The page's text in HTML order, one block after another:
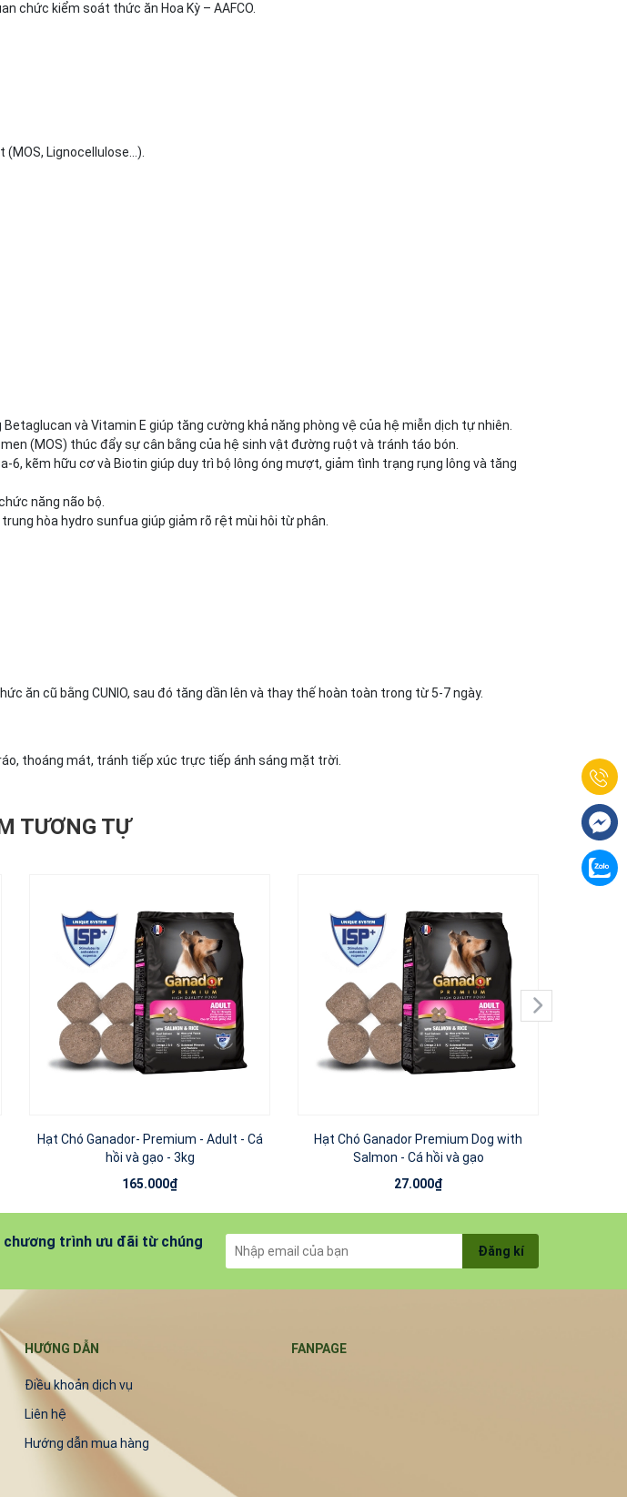
chức kiểm soát thức ăn Hoa Kỳ – AAFCO.
Lignocellulose…).
và Vitamin E giúp tăng cường khả năng phòng vệ của hệ miễn dịch tự nhiên.
(MOS) thúc đẩy sự cân bằng của hệ sinh vật đường ruột và tránh táo bón.
kẽm hữu cơ và Biotin giúp duy trì bộ lông óng mượt, giảm tình trạng rụng lông và tăng
năng não bộ.
hòa hydro sunfua giúp giảm rõ rệt mùi hôi từ phân.
ăn cũ bằng CUNIO, sau đó tăng dần lên và thay thế hoàn toàn trong từ 5-7 ngày.
thoáng mát, tránh tiếp xúc trực tiếp ánh sáng mặt trời.
TƯƠNG TỰ
Hạt Chó Ganador- Premium - Adult - Cá
hồi và gạo - 3kg
165.000₫
Hạt Chó Ganador Premium Dog with
Salmon - Cá hồi và gạo
27.000₫
chương trình ưu đãi từ chúng
Đăng kí
HƯỚNG DẪN
Điều khoản dịch vụ
Liên hệ
Hướng dẫn mua hàng
FANPAGE